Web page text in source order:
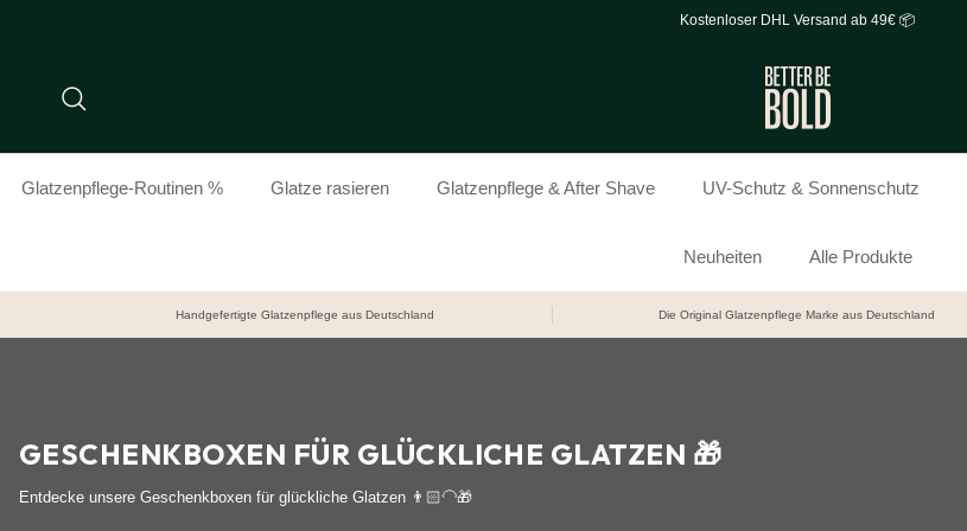
Kostenloser DHL Versand ab 49€ 📦
Glatzenpflege-Routinen % Glatze rasieren Glatzenpflege & After Shave UV-Schutz & Sonnenschutz
Neuheiten Alle Produkte
Handgefertigte Glatzenpflege aus Deutschland Die Original Glatzenpflege Marke aus Deutschland
GESCHENKBOXEN FÜR GLÜCKLICHE GLATZEN 🎁
Entdecke unsere Geschenkboxen für glückliche Glatzen 👨🏻‍🦲🎁